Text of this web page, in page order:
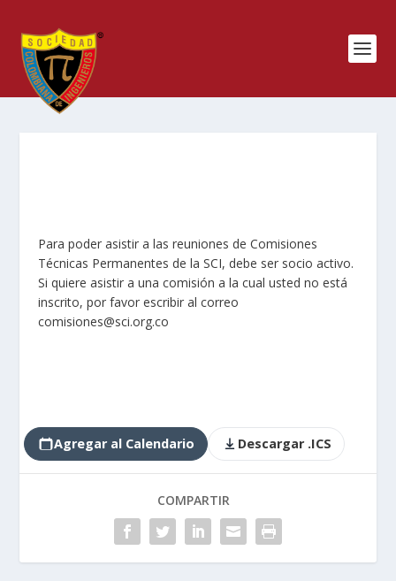
Para poder asistir a las reuniones de Comisiones
Técnicas Permanentes de la SCI, debe ser socio activo.
Si quiere asistir a una comisión a la cual usted no está
inscrito, por favor escribir al correo
comisiones@sci.org.co
Agregar al Calendario Descargar .ICS
COMPARTIR